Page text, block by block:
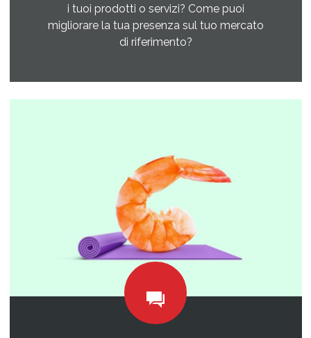
i tuoi prodotti o servizi? Come puoi
migliorare la tua presenza sul tuo mercato
di riferimento?